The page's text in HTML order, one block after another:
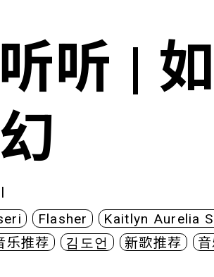
听 | 如
|
Flasher Kaitlyn Aurelia
乐推荐 김도언 新歌推荐